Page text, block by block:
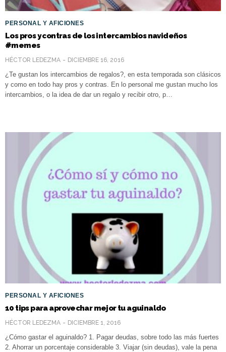
PERSONAL Y AFICIONES
Los pros y contras de los intercambios navideños
#memes
HÉCTOR LEDEZMA DICIEMBRE 16, 2016
¿Te gustan los intercambios de regalos?, en esta temporada son clásicos
y como en todo hay pros y contras. En lo personal me gustan mucho los
intercambios, o la idea de dar un regalo y recibir otro, p…
PERSONAL Y AFICIONES
10 tips para aprovechar mejor tu aguinaldo
HÉCTOR LEDEZMA DICIEMBRE 1, 2016
¿Cómo gastar el aguinaldo? 1. Pagar deudas, sobre todo las más fuertes
2. Ahorrar un porcentaje considerable 3. Viajar (sin deudas), vale la pena